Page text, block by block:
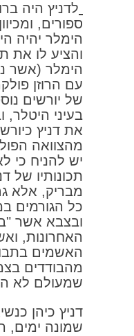
לדניץ היה
ספורים,
הימלר יהיה
והציע לו את
הימלר (אשר
עם הרוזן
של יורשים
בעיני
את דניץ
מהצוואה
יש להניח כי
תכונותיו של
מבריק, אלא
כל הגורמים
ובצבא אשר
האחרונות,
האשמים
מהבודדים
שמעולם לא
דניץ כיהן
שמונה ימים,